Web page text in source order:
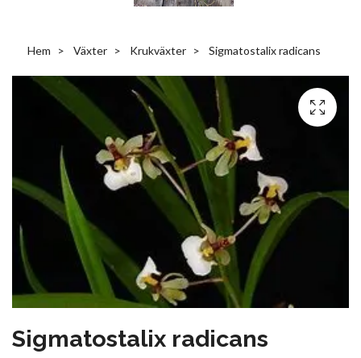
Hem Växter Krukväxter Sigmatostalix radicans
Sigmatostalix radicans